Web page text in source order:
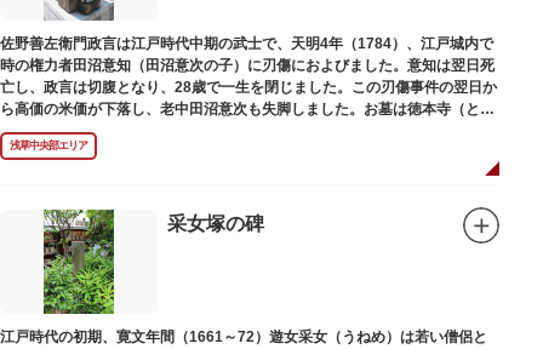
佐野善左衛門政言は江戸時代中期の武士で、天明4年（1784）、江戸城内で
時の権力者田沼意知（田沼意次の子）に刃傷におよびました。意知は翌日死
亡し、政言は切腹となり、28歳で一生を閉じました。この刃傷事件の翌日か
ら高価の米価が下落し、老中田沼意次も失脚しました。お墓は徳本寺（とく
ほんじ）境内にあります。
浅草中央部エリア
采女塚の碑
江戸時代の初期、寛文年間（1661～72）遊女采女（うねめ）は若い僧侶と